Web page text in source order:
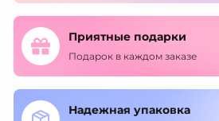
Приятные подарки
Подарок в каждом заказе
Надежная упаковка